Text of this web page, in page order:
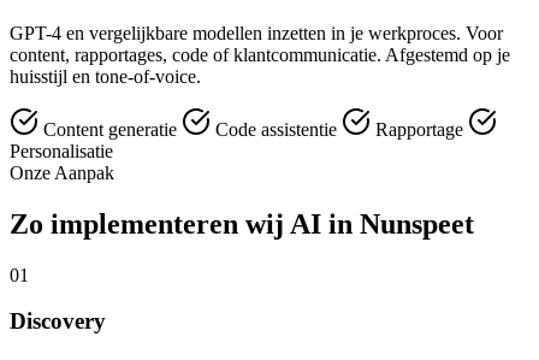
GPT-4 en vergelijkbare modellen inzetten in je werkproces. Voor
content, rapportages, code of klantcommunicatie. Afgestemd op je
huisstijl en tone-of-voice.
Content generatie Code assistentie
Rapportage
Personalisatie
Onze Aanpak
Zo implementeren wij AI in Nunspeet
01
Discovery